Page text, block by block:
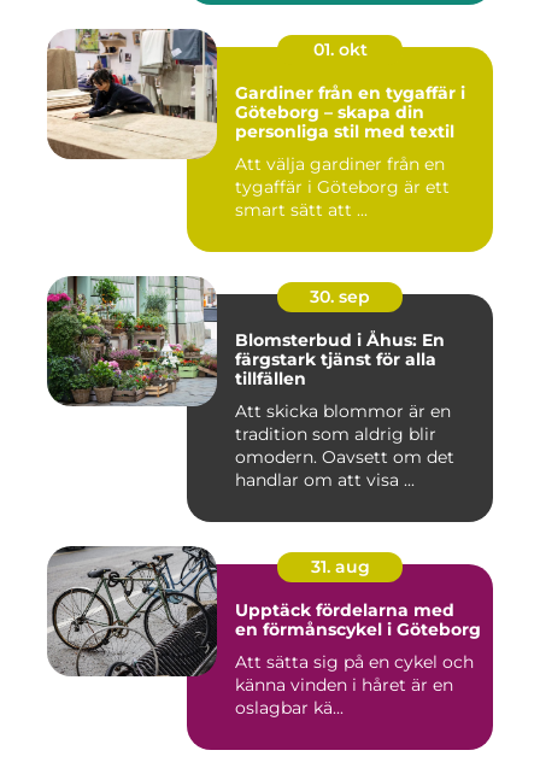
01. okt
Gardiner från en tygaffär i
Göteborg – skapa din
personliga stil med textil
Att välja gardiner från en
tygaffär i Göteborg är ett
smart sätt att ...
30. sep
Blomsterbud i Åhus: En
färgstark tjänst för alla
tillfällen
Att skicka blommor är en
tradition som aldrig blir
omodern. Oavsett om det
handlar om att visa ...
31. aug
Upptäck fördelarna med
en förmånscykel i Göteborg
Att sätta sig på en cykel och
känna vinden i håret är en
oslagbar kä...